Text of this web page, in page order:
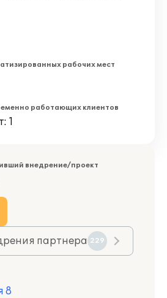
рабочих мест
работающих клиентов
1
внедрение/проект
партнера 229
8